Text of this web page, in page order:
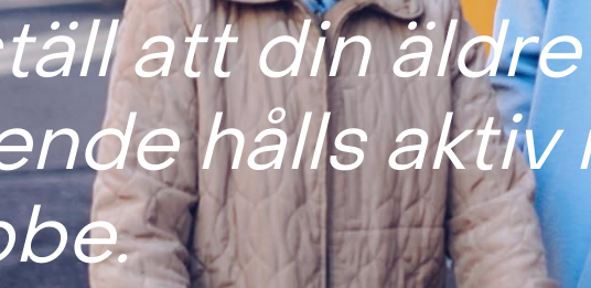
att din äldre
hålls aktiv